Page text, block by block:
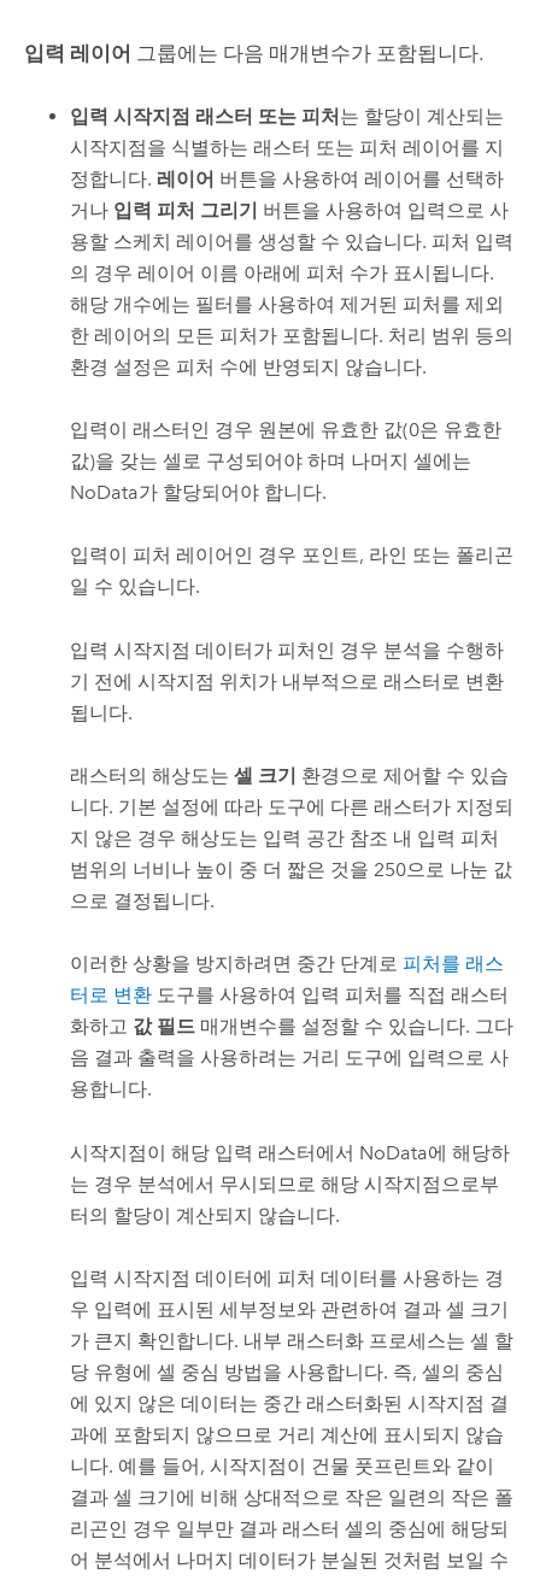
입력 레이어 그룹에는 다음 매개변수가 포함됩니다.
입력 시작지점 래스터 또는 피처는 할당이 계산되는
시작지점을 식별하는 래스터 또는 피처 레이어를 지
정합니다. 레이어 버튼을 사용하여 레이어를 선택하
거나 입력 피처 그리기 버튼을 사용하여 입력으로 사
용할 스케치 레이어를 생성할 수 있습니다. 피처 입력
의 경우 레이어 이름 아래에 피처 수가 표시됩니다.
해당 개수에는 필터를 사용하여 제거된 피처를 제외
한 레이어의 모든 피처가 포함됩니다. 처리 범위 등의
환경 설정은 피처 수에 반영되지 않습니다.
입력이 래스터인 경우 원본에 유효한 값(0은 유효한
값)을 갖는 셀로 구성되어야 하며 나머지 셀에는
NoData가 할당되어야 합니다.
입력이 피처 레이어인 경우 포인트, 라인 또는 폴리곤
일 수 있습니다.
입력 시작지점 데이터가 피처인 경우 분석을 수행하
기 전에 시작지점 위치가 내부적으로 래스터로 변환
됩니다.
래스터의 해상도는셀 크기 환경으로 제어할 수 있습
니다. 기본 설정에 따라 도구에 다른 래스터가 지정되
지 않은 경우 해상도는 입력 공간 참조 내 입력 피처
범위의 너비나 높이 중 더 짧은 것을 250으로 나눈 값
으로 결정됩니다.
이러한 상황을 방지하려면 중간 단계로 피처를 래스
터로 변환 도구를 사용하여 입력 피처를 직접 래스터
화하고 값 필드 매개변수를 설정할 수 있습니다. 그다
음 결과 출력을 사용하려는 거리 도구에 입력으로 사
용합니다.
시작지점이 해당 입력 래스터에서 NoData에 해당하
는 경우 분석에서 무시되므로 해당 시작지점으로부
터의 할당이 계산되지 않습니다.
입력 시작지점 데이터에 피처 데이터를 사용하는 경
우 입력에 표시된 세부정보와 관련하여 결과 셀 크기
가 큰지 확인합니다. 내부 래스터화 프로세스는 셀 할
당 유형에 셀 중심 방법을 사용합니다. 즉, 셀의 중심
에 있지 않은 데이터는 중간 래스터화된 시작지점 결
과에 포함되지 않으므로 거리 계산에 표시되지 않습
니다. 예를 들어, 시작지점이 건물 풋프린트와 같이
결과 셀 크기에 비해 상대적으로 작은 일련의 작은 폴
리곤인 경우 일부만 결과 래스터 셀의 중심에 해당되
어 분석에서 나머지 데이터가 분실된 것처럼 보일 수